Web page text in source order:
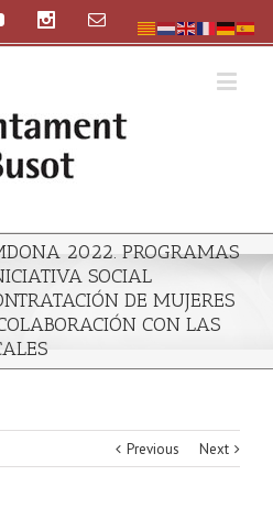
2022. PROGRAMAS
SOCIAL
DE MUJERES
CON LAS
Previous Next